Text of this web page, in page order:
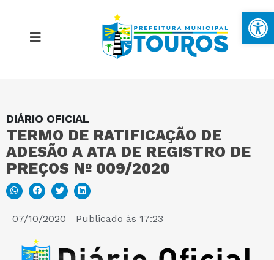
DIÁRIO OFICIAL
TERMO DE RATIFICAÇÃO DE
ADESÃO A ATA DE REGISTRO DE
PREÇOS Nº 009/2020
07/10/2020 Publicado às 17:23
MAPA DO SITE
PORTAL DA TRANSPARÊNCIA
E-SIC
PERGUNTAS FREQUENTES